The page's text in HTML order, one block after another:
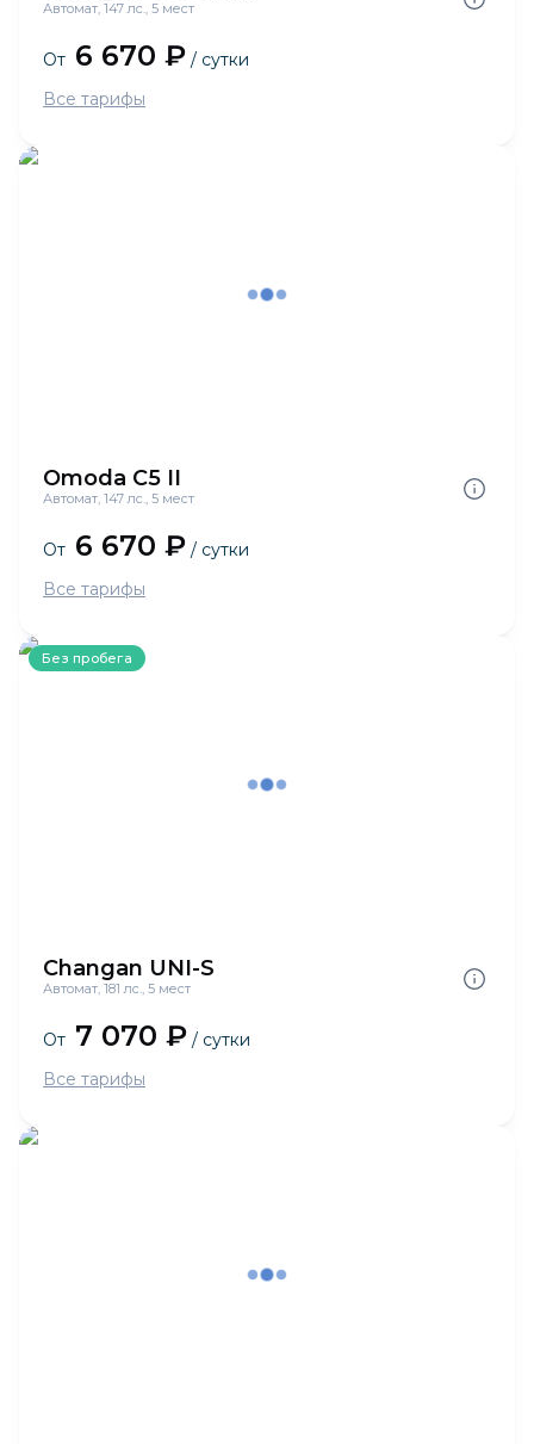
Автомат, 147 лс., 5 мест
От 6 670 ₽ / сутки
Все тарифы
Omoda C5 II
Автомат, 147 лс., 5 мест
От 6 670 ₽ / сутки
Все тарифы
Без пробега
Changan UNI-S
Автомат, 181 лс., 5 мест
От 7 070 ₽ / сутки
Все тарифы